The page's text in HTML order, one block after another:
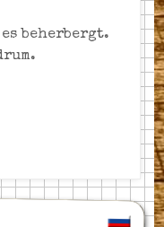
beherbergt.